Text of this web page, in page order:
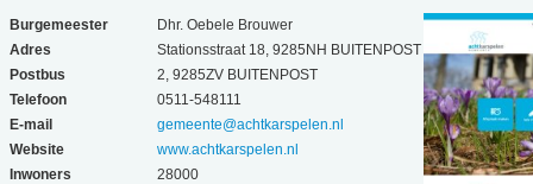
Burgemeester
Dhr. Oebele Brouwer
Adres
Stationsstraat 18, 9285NH BUITENPOST
Postbus
2, 9285ZV BUITENPOST
Telefoon
0511-548111
E-mail
gemeente@achtkarspelen.nl
Website
www.achtkarspelen.nl
Inwoners
28000